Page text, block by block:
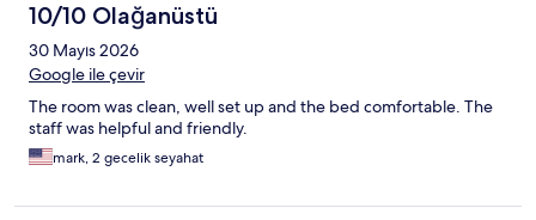
10/10 Olağanüstü
30 Mayıs 2026
Google ile çevir
The room was clean, well set up and the bed comfortable. The
staff was helpful and friendly.
mark, 2 gecelik seyahat